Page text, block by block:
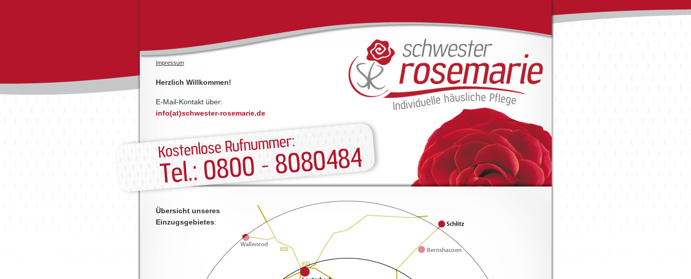
Impressum
Herzlich Willkommen!
E-Mail-Kontakt über:
info(at)schwester-rosemarie.de
Übersicht unseres
Einzugsgebietes: